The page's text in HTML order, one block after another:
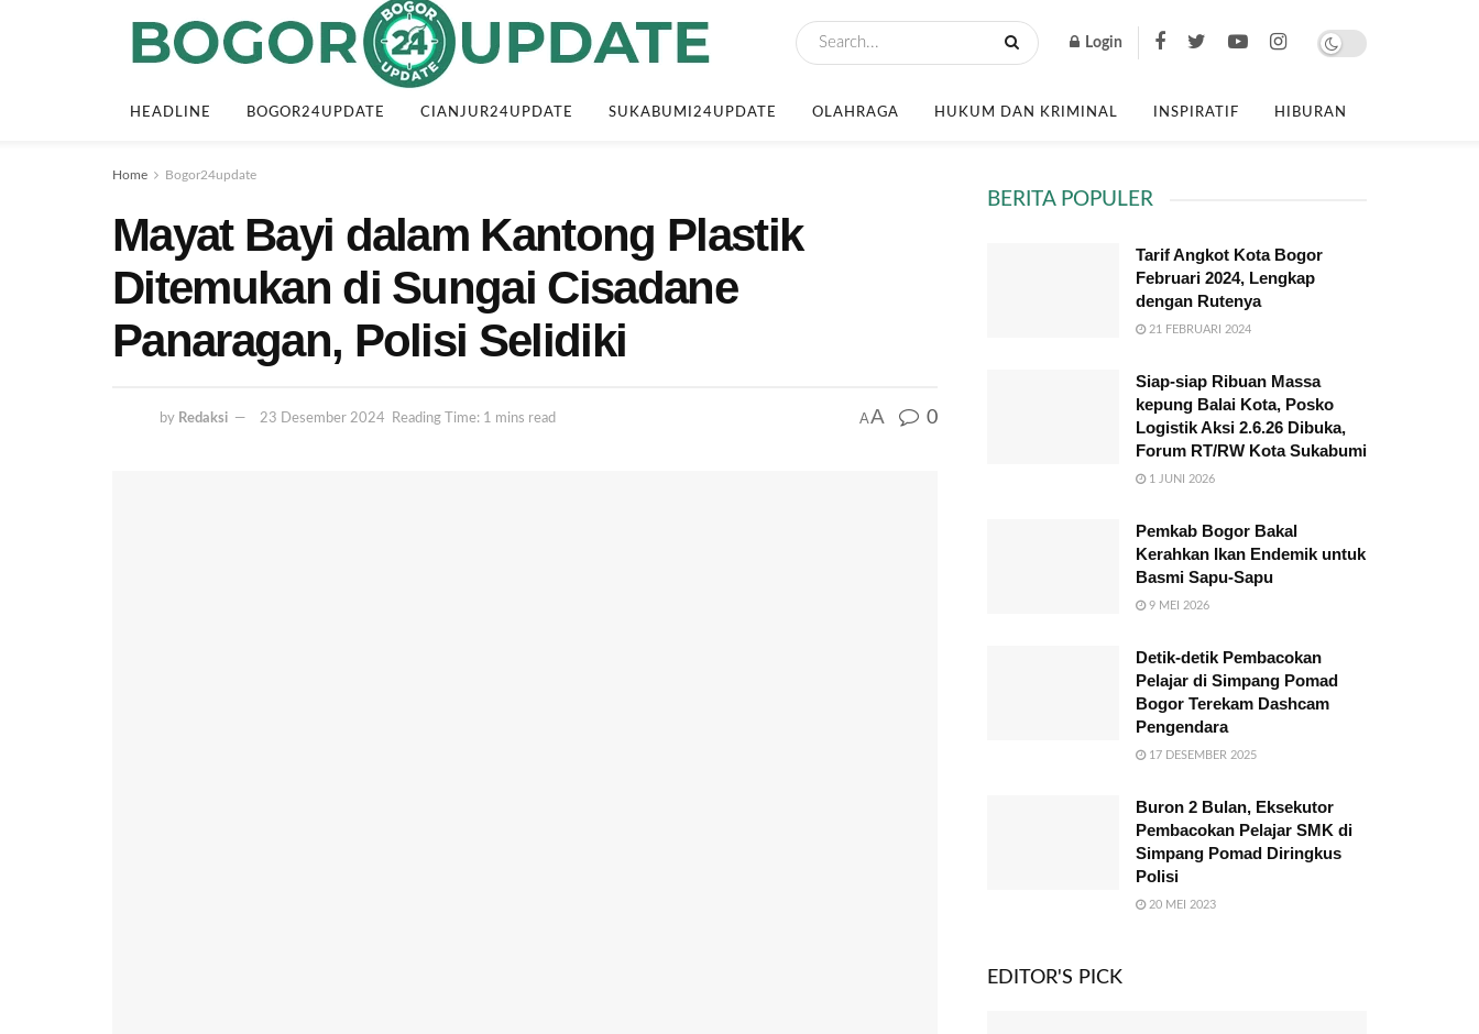
Login
HEADLINE BOGOR24UPDATE CIANJUR24UPDATE SUKABUMI24UPDATE OLAHRAGA HUKUM DAN KRIMINAL INSPIRATIF HIBURAN
Home Bogor24update
Mayat Bayi dalam Kantong Plastik
Ditemukan di Sungai Cisadane
Panaragan, Polisi Selidiki
by Redaksi 23 Desember 2024 Reading Time: 1 mins read AA 0
BERITA POPULER
Tarif Angkot Kota Bogor
Februari 2024, Lengkap
dengan Rutenya
21 FEBRUARI 2024
Siap-siap Ribuan Massa
kepung Balai Kota, Posko
Logistik Aksi 2.6.26 Dibuka,
Forum RT/RW Kota Sukabumi
1 JUNI 2026
Pemkab Bogor Bakal
Kerahkan Ikan Endemik untuk
Basmi Sapu-Sapu
9 MEI 2026
Detik-detik Pembacokan
Pelajar di Simpang Pomad
Bogor Terekam Dashcam
Pengendara
17 DESEMBER 2025
Buron 2 Bulan, Eksekutor
Pembacokan Pelajar SMK di
Simpang Pomad Diringkus
Polisi
20 MEI 2023
EDITOR'S PICK